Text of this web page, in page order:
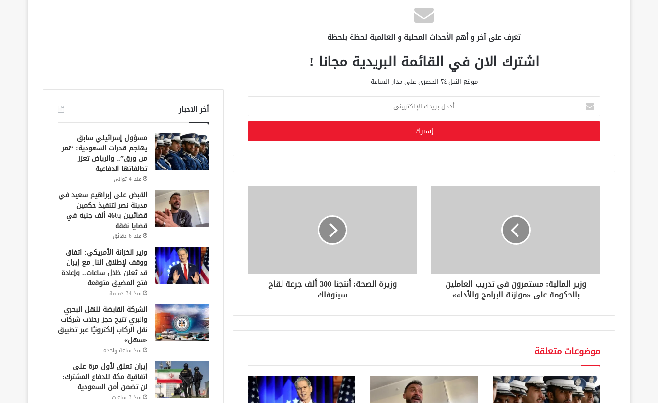
تعرف على آخر و أهم الأحداث المحلية و العالمية لحظة بلحظة
اشترك الان في القائمة البريدية مجانا !
موقع النيل ٢٤ الحصري علي مدار الساعة
خ
ب
د
ك
ن
وزير المالية: مستمرون فى تدريب العاملين
بالحكومة على «موازنة البرامج والأداء»
وزيرة الصحة: أنتجنا 300 ألف جرعة لقاح
سينوفاك
موضوعات متعلقة
أخر الاخبار
مسؤول إسرائيلي سابق
يهاجم قدرات السعودية: “نمر
من ورق”.. والرياض تعزز
تحالفاتها الدفاعية
منذ 4 ثواني
القبض على إبراهيم سعيد في
مدينة نصر لتنفيذ حكمين
قضائيين بـ460 ألف جنيه في
قضايا نفقة
منذ 6 دقائق
وزير الخزانة الأمريكي: اتفاق
ووقف لإطلاق النار مع إيران
قد يُعلن خلال ساعات.. وإعادة
فتح المضيق متوقعة
منذ 34 دقيقة
الشركة القابضة للنقل البحري
والبري تتيح حجز رحلات شركات
نقل الركاب إلكترونيًا عبر تطبيق
«سهل»
منذ ساعة واحدة
إيران تعلق لأول مرة على
اتفاقية مكة للدفاع المشترك:
لن تضمن أمن السعودية
منذ 3 ساعات